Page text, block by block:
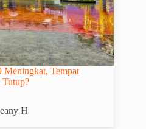
Meningkat, Tempat
Tutup?
H